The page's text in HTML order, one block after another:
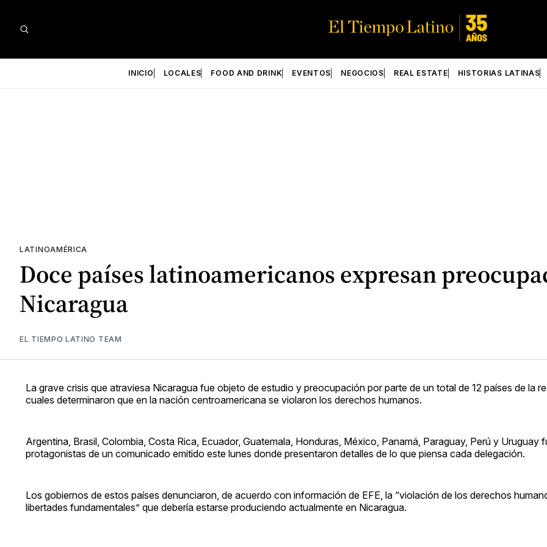
INICIO LOCALES FOOD AND DRINK EVENTOS NEGOCIOS REAL ESTATE HISTORIAS LATINAS
LATINOAMÉRICA
Doce países latinoamericanos expresan
Nicaragua
EL TIEMPO LATINO TEAM
La grave crisis que atraviesa Nicaragua fue objeto de estudio y preocupación por parte de un total de 12 países de la
cuales determinaron que en la nación centroamericana se violaron los derechos humanos.
Argentina, Brasil, Colombia, Costa Rica, Ecuador, Guatemala, Honduras, México, Panamá, Paraguay, Perú y Uruguay
protagonistas de un comunicado emitido este lunes donde presentaron detalles de lo que piensa cada delegación.
Los gobiernos de estos países denunciaron, de acuerdo con información de EFE, la “violación de los derechos
libertades fundamentales” que debería estarse produciendo actualmente en Nicaragua.